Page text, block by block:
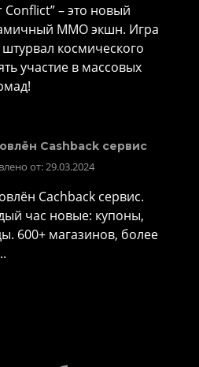
Conflict” – это новый
MMO экшн. Игра
штурвал космического
участие в массовых
Cashback сервис
от: 29.03.2024
Cachback сервис.
час новые: купоны,
600+ магазинов, более